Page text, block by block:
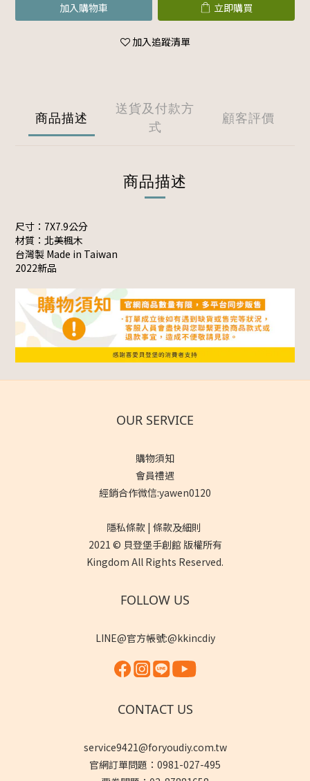
加入購物車 立即購買
加入追蹤清單
商品描述
送貨及付款方
式
顧客評價
商品描述
尺寸：7X7.9公分
材質：北美楓木
台灣製 Made in Taiwan
2022新品
OUR SERVICE
購物須知
會員禮遇
經銷合作微信:yawen0120
隱私條款 | 條款及細則
2021 © 貝登堡手創館 版權所有
Kingdom All Rights Reserved.
FOLLOW US
LINE@官方帳號:@kkincdiy
CONTACT US
service9421@foryoudiy.com.tw
官網訂單問題：0981-027-495